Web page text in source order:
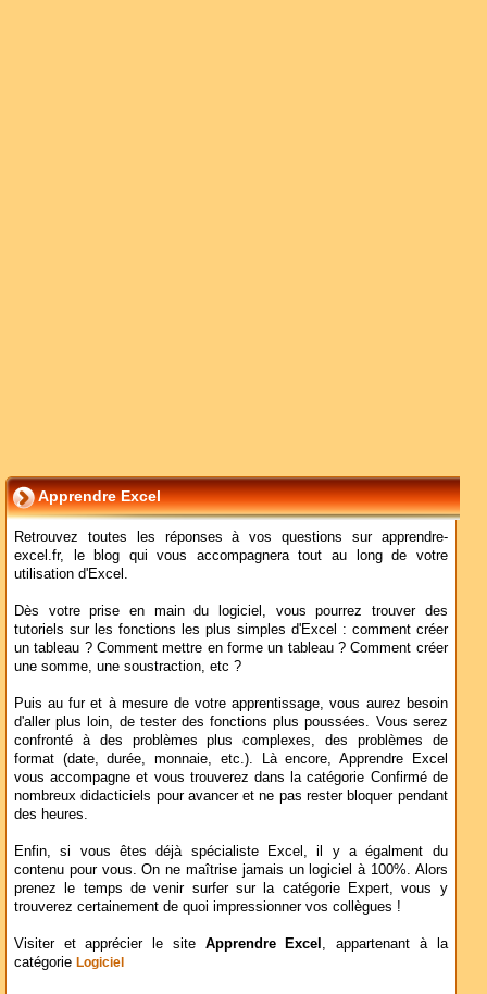
Apprendre Excel
Retrouvez toutes les réponses à vos questions sur apprendre-
excel.fr, le blog qui vous accompagnera tout au long de votre
utilisation d'Excel.
Dès votre prise en main du logiciel, vous pourrez trouver des
tutoriels sur les fonctions les plus simples d'Excel : comment créer
un tableau ? Comment mettre en forme un tableau ? Comment créer
une somme, une soustraction, etc ?
Puis au fur et à mesure de votre apprentissage, vous aurez besoin
d'aller plus loin, de tester des fonctions plus poussées. Vous serez
confronté à des problèmes plus complexes, des problèmes de
format (date, durée, monnaie, etc.). Là encore, Apprendre Excel
vous accompagne et vous trouverez dans la catégorie Confirmé de
nombreux didacticiels pour avancer et ne pas rester bloquer pendant
des heures.
Enfin, si vous êtes déjà spécialiste Excel, il y a égalment du
contenu pour vous. On ne maîtrise jamais un logiciel à 100%. Alors
prenez le temps de venir surfer sur la catégorie Expert, vous y
trouverez certainement de quoi impressionner vos collègues !
Visiter et apprécier le site Apprendre Excel , appartenant à la
catégorie Logiciel